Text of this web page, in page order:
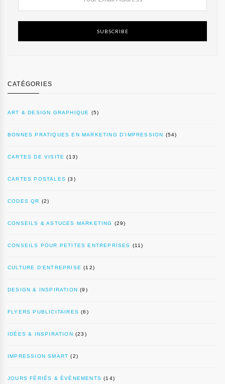
SUBSCRIBE
CATÉGORIES
ART & DESIGN GRAPHIQUE (5)
BONNES PRATIQUES EN MARKETING D’IMPRESSION (54)
CARTES DE VISITE (13)
CARTES POSTALES (3)
CODES QR (2)
CONSEILS & ASTUCES MARKETING (29)
CONSEILS POUR PETITES ENTREPRISES (11)
CULTURE D’ENTREPRISE (12)
DESIGN & INSPIRATION (9)
FLYERS PUBLICITAIRES (6)
IDÉES & INSPIRATION (23)
IMPRESSION SMART (2)
JOURS FÉRIÉS & ÉVÉNEMENTS (14)